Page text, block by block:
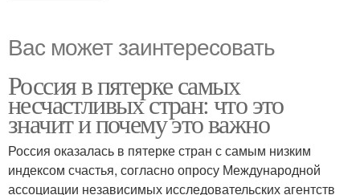
Вас может заинтересовать
Россия в пятерке самых
несчастливых стран: что это
значит и почему это важно
Россия оказалась в пятерке стран с самым низким
индексом счастья, согласно опросу Международной
ассоциации независимых исследовательских агентств